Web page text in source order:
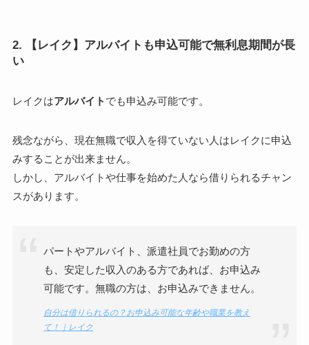
2. 【レイク】アルバイトも申込可能で無利息期間が長
い
レイクはアルバイト でも申込み可能です。
残念ながら、現在無職で収入を得ていない人はレイクに申込
みすることが出来ません。
しかし、アルバイトや仕事を始めた人なら借りられるチャン
スがあります。
パートやアルバイト、派遣社員でお勤めの方
も、安定した収入のある方であれば、お申込み
可能です。無職の方は、お申込みできません。
自分は借りられるの？お申込み可能な年齢や職業を教え
て！｜レイク